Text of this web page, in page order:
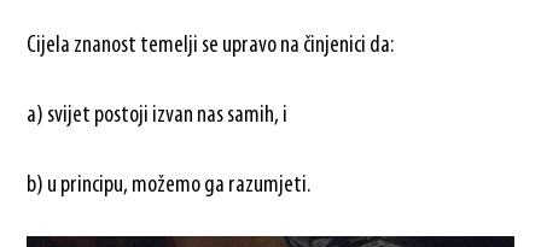
Cijela znanost temelji se upravo na činjenici da:
a) svijet postoji izvan nas samih, i
b) u principu, možemo ga razumjeti.